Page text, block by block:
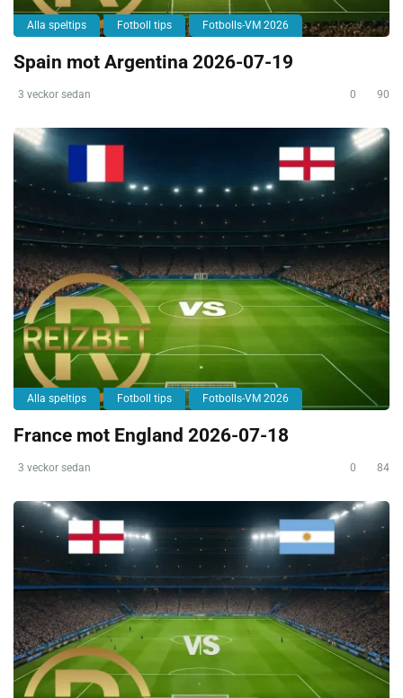
Alla speltips Fotboll tips Fotbolls-VM 2026
Spain mot Argentina 2026-07-19
3 veckor sedan 0 90
Alla speltips Fotboll tips Fotbolls-VM 2026
France mot England 2026-07-18
3 veckor sedan 0 84